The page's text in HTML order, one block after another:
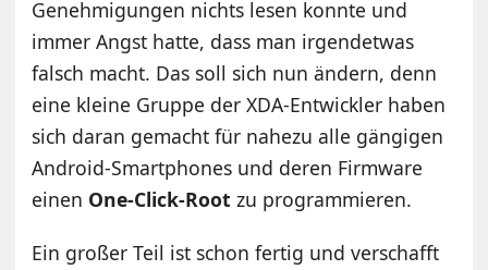
Genehmigungen nichts lesen konnte und
immer Angst hatte, dass man irgendetwas
falsch macht. Das soll sich nun ändern, denn
eine kleine Gruppe der XDA-Entwickler haben
sich daran gemacht für nahezu alle gängigen
Android-Smartphones und deren Firmware
einen One-Click-Root zu programmieren.
Ein großer Teil ist schon fertig und verschafft